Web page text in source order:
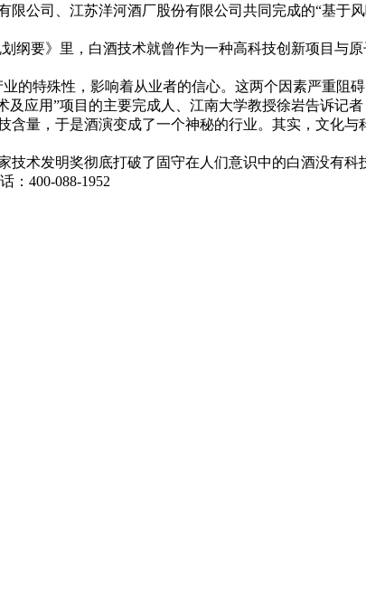
限公司、江苏洋河酒厂股份有限公司共同完成的“基于
纲要》里，白酒技术就曾作为一种高科技创新项目与
的特殊性，影响着从业者的信心。这两个因素严重阻
应用”项目的主要完成人、江南大学教授徐岩告诉记
量，于是酒演变成了一个神秘的行业。其实，文化
术发明奖彻底打破了固守在人们意识中的白酒没有科
：400-088-1952